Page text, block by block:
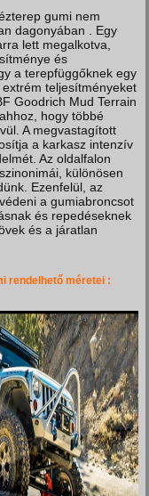
gumi nem
dagonyában . Egy
lett megalkotva,
és
a terepfüggőknek egy
teljesítményeket
Goodrich Mud Terrain
hogy többé
A megvastagított
a karkasz intenzív
Az oldalfalon
különösen
Ezenfelül, az
a gumiabroncsot
és repedéseknek
és a járatlan
rendelhető méretei :